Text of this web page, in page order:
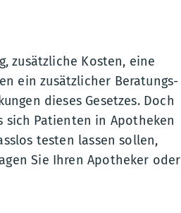
zusätzliche Kosten, eine
ein zusätzlicher Beratungs-
dieses Gesetzes. Doch
sich Patienten in Apotheken
testen lassen sollen,
Sie Ihren Apotheker oder